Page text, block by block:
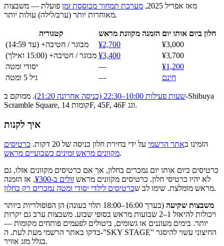
מאז אפריל 2025, מערכת תמחור מבוססת זמן פועלת — משבצות
מאוחרות יותר (ערב/לילה) עולות יותר.
קטגוריה הזמנה מקוונת מראש חלון ביום אותו יום
מבוגר / חטיבה+ (עד 14:59)
¥2,700
¥3,000
מבוגר / חטיבה+ (15:00 ואילך) ¥3,400
¥3,700
יסודי ומטה
—
¥1,200
גיל 5 ומטה
— חינם
שעות פעילות 10:00–22:30 (כניסה אחרונה 21:20)
. ממוקם ב-Shibuya
Scramble Square, קומות 14F, 45F, 46F וגג.
איך לקנות
הזמינו באתר הרשמי על ידי בחירת חלון כניסה של 20 דקות.
כרטיסים
מקוונים מראש זמינים כשבועיים מראש.
כרטיסים ביום אותו יום נמכרים בחלון, אך אם כרטיסים מקוונים אזלו, גם
לא יהיו כרטיסי חלון. כרטיסים מקוונים מראש זולים ב-¥300
, אז הזמנה
מראש מומלצת. שימו לב שכרטיסים לילדי יסודי ומטה נמכרים רק בחלון
.
משבצות שקיעה
(בערך 16:00–18:00 תלוי בעונה) הן הפופולריות ביותר
ויכולות להיאזל 1–2 שבועות מראש בסופי שבוע. משבצות ערב גם יקרות
יותר. בימים מעוננים או גשומים, ביטולים לפעמים פותחים מקומות —
בדקו באתר הרשמי מעת לעת. ה-”SKY STAGE” החיצוני עשוי להיסגר
בגלל מזג אוויר.